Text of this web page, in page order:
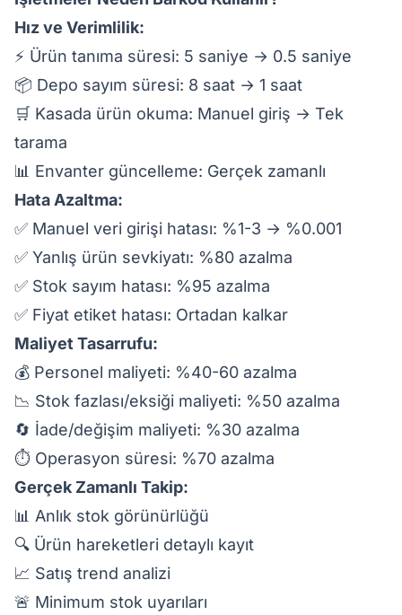
Hız ve Verimlilik:
⚡ Ürün tanıma süresi: 5 saniye → 0.5 saniye
📦 Depo sayım süresi: 8 saat → 1 saat
🛒 Kasada ürün okuma: Manuel giriş → Tek
tarama
📊 Envanter güncelleme: Gerçek zamanlı
Hata Azaltma:
✅ Manuel veri girişi hatası: %1-3 → %0.001
✅ Yanlış ürün sevkiyatı: %80 azalma
✅ Stok sayım hatası: %95 azalma
✅ Fiyat etiket hatası: Ortadan kalkar
Maliyet Tasarrufu:
💰 Personel maliyeti: %40-60 azalma
📉 Stok fazlası/eksiği maliyeti: %50 azalma
🔄 İade/değişim maliyeti: %30 azalma
⏱️ Operasyon süresi: %70 azalma
Gerçek Zamanlı Takip:
📊 Anlık stok görünürlüğü
🔍 Ürün hareketleri detaylı kayıt
📈 Satış trend analizi
🚨 Minimum stok uyarıları